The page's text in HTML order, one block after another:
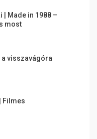
| Made in 1988 –
most
a visszavágóra
Filmes